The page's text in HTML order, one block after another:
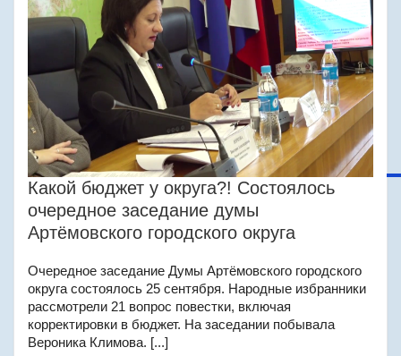
Какой бюджет у округа?! Состоялось
очередное заседание думы
Артёмовского городского округа
Очередное заседание Думы Артёмовского городского
округа состоялось 25 сентября. Народные избранники
рассмотрели 21 вопрос повестки, включая
корректировки в бюджет. На заседании побывала
Вероника Климова. [...]